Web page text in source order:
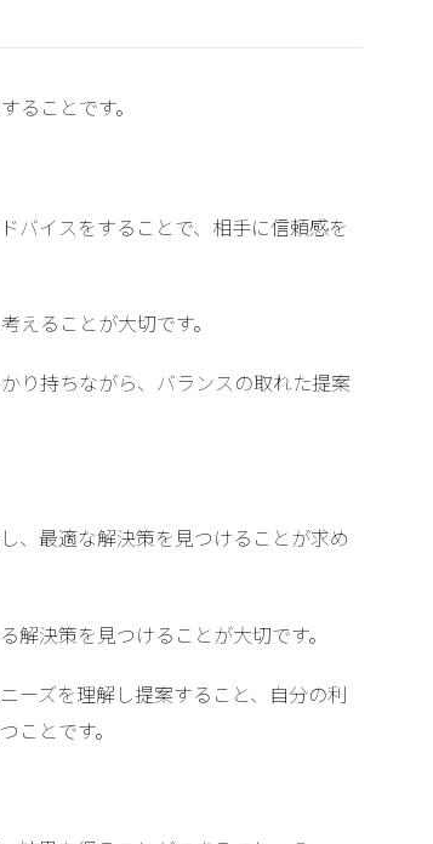
ることです。
バイスをすることで、相手に信頼感を
えることが大切です。
り持ちながら、バランスの取れた提案
、最適な解決策を見つけることが求め
決策を見つけることが大切です。
ーズを理解し提案すること、自分の利
ことです。